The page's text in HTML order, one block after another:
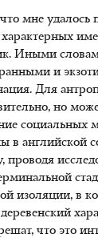
мне удалось
Иными
и
Для
но
социальных
в английской
проводя
изоляции, в
что это